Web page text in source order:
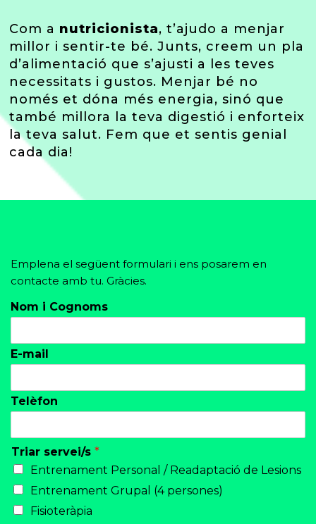
Com a nutricionista, t’ajudo a menjar
millor i sentir-te bé. Junts, creem un pla
d’alimentació que s’ajusti a les teves
necessitats i gustos. Menjar bé no
només et dóna més energia, sinó que
també millora la teva digestió i enforteix
la teva salut. Fem que et sentis genial
cada dia!
Emplena el següent formulari i ens posarem en
contacte amb tu. Gràcies.
Nom i Cognoms
E-mail
Telèfon
Triar servei/s *
Entrenament Personal / Readaptació de Lesions
Entrenament Grupal (4 persones)
Fisioteràpia